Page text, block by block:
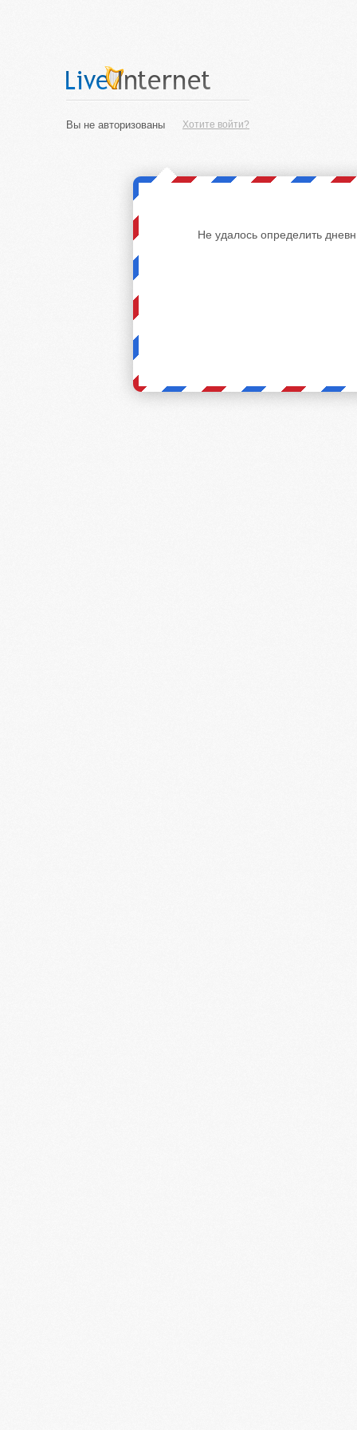
Хотите войти?
Вы не авторизованы
Не удалось определить